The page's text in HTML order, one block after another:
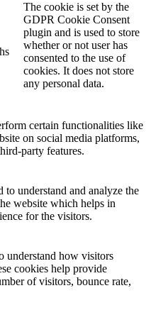
The cookie is set by the
GDPR Cookie Consent
plugin and is used to store
whether or not user has
consented to the use of
cookies. It does not store
any personal data.
certain functionalities like
on social media platforms,
party features.
to understand and analyze the
website which helps in
for the visitors.
understand how visitors
cookies help provide
of visitors, bounce rate,